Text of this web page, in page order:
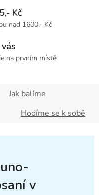
Kč
nad 1600,- Kč
na prvním místě
Jak balíme
Hodíme se k sobě
v